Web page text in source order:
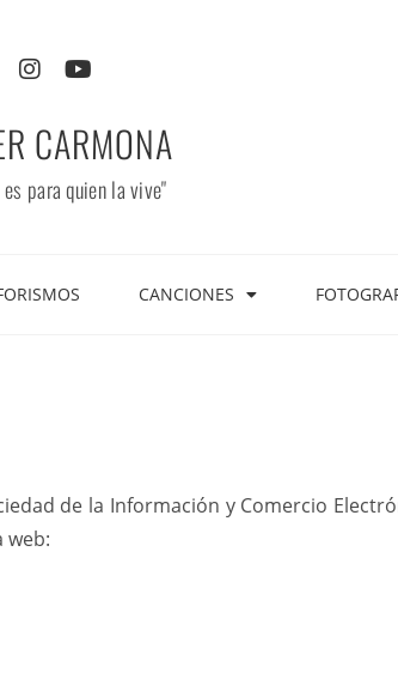
CARMONA
para quien la vive"
CANCIONES
de la Información y Comercio
web: